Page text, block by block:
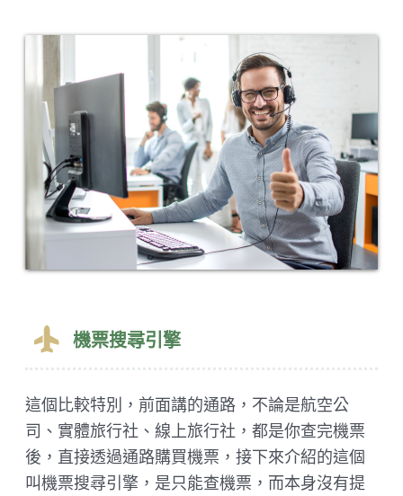
機票搜尋引擎
這個比較特別，前面講的通路，不論是航空公
司、實體旅行社、線上旅行社，都是你查完機票
後，直接透過通路購買機票，接下來介紹的這個
叫機票搜尋引擎，是只能查機票，而本身沒有提